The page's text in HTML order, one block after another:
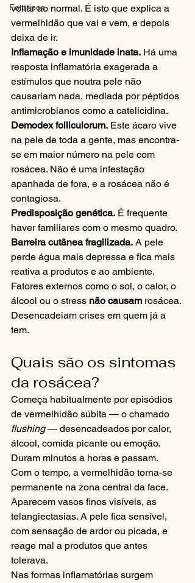
Fototipos
voltar ao normal. É isto que explica a
vermelhidão que vai e vem, e depois
deixa de ir.
Inflamação e imunidade inata. Há uma
resposta inflamatória exagerada a
estímulos que noutra pele não
causariam nada, mediada por péptidos
antimicrobianos como a catelicidina.
Demodex folliculorum. Este ácaro vive
na pele de toda a gente, mas encontra-
se em maior número na pele com
rosácea. Não é uma infestação
apanhada de fora, e a rosácea não é
contagiosa.
Predisposição genética. É frequente
haver familiares com o mesmo quadro.
Barreira cutânea fragilizada. A pele
perde água mais depressa e fica mais
reativa a produtos e ao ambiente.
Fatores externos como o sol, o calor, o
álcool ou o stress não causam rosácea.
Desencadeiam crises em quem já a
tem.
Quais são os sintomas
da rosácea?
Começa habitualmente por episódios
de vermelhidão súbita — o chamado
flushing — desencadeados por calor,
álcool, comida picante ou emoção.
Duram minutos a horas e passam.
Com o tempo, a vermelhidão torna-se
permanente na zona central da face.
Aparecem vasos finos visíveis, as
telangiectasias. A pele fica sensível,
com sensação de ardor ou picada, e
reage mal a produtos que antes
tolerava.
Nas formas inflamatórias surgem